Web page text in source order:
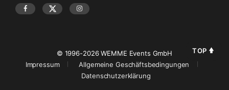
© 1996-2026 WEMME Events GmbH
Impressum
Allgemeine Geschäftsbedingungen
Datenschutzerklärung
TOP